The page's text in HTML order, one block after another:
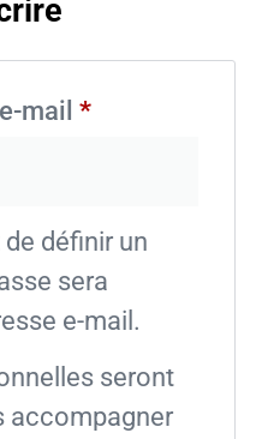
mail *
définir un
sera
e-mail.
seront
accompagner